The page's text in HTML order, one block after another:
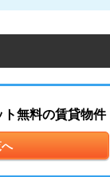
無料の賃貸物件